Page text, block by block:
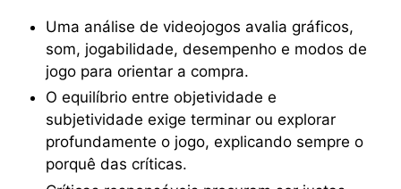
Uma análise de videojogos avalia gráficos,
som, jogabilidade, desempenho e modos de
jogo para orientar a compra.
O equilíbrio entre objetividade e
subjetividade exige terminar ou explorar
profundamente o jogo, explicando sempre o
porquê das críticas.